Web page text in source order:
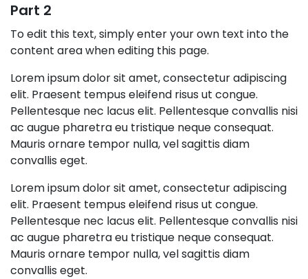
Part 2
To edit this text, simply enter your own text into the
content area when editing this page.
Lorem ipsum dolor sit amet, consectetur adipiscing
elit. Praesent tempus eleifend risus ut congue.
Pellentesque nec lacus elit. Pellentesque convallis nisi
ac augue pharetra eu tristique neque consequat.
Mauris ornare tempor nulla, vel sagittis diam
convallis eget.
Lorem ipsum dolor sit amet, consectetur adipiscing
elit. Praesent tempus eleifend risus ut congue.
Pellentesque nec lacus elit. Pellentesque convallis nisi
ac augue pharetra eu tristique neque consequat.
Mauris ornare tempor nulla, vel sagittis diam
convallis eget.